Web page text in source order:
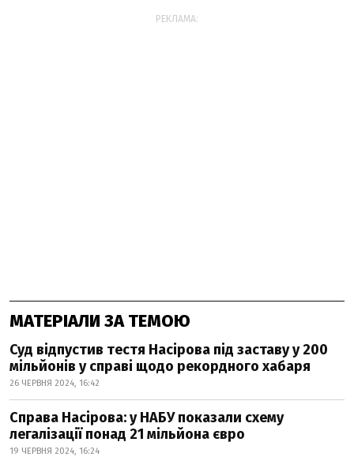
РЕКЛАМА:
МАТЕРІАЛИ ЗА ТЕМОЮ
Суд відпустив тестя Насірова під заставу у 200
мільйонів у справі щодо рекордного хабаря
26 ЧЕРВНЯ 2024, 16:42
Справа Насірова: у НАБУ показали схему
легалізації понад 21 мільйона євро
19 ЧЕРВНЯ 2024, 16:24